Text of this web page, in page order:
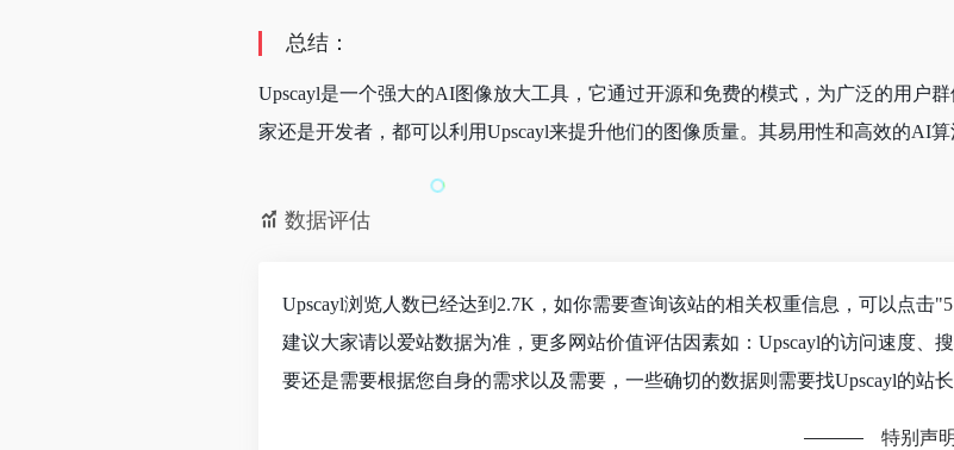
总结：
Upscayl是一个强大的AI图像放大工具，它通过开源和免费的模式，为广泛的用户
家还是开发者，都可以利用Upscayl来提升他们的图像质量。其易用性和高效的AI
数据评估
Upscayl浏览人数已经达到2.7K，如你需要查询该站的相关权重信息，可以点击"
建议大家请以爱站数据为准，更多网站价值评估因素如：Upscayl的访问速度
要还是需要根据您自身的需求以及需要，一些确切的数据则需要找Upscayl的站
特别声明